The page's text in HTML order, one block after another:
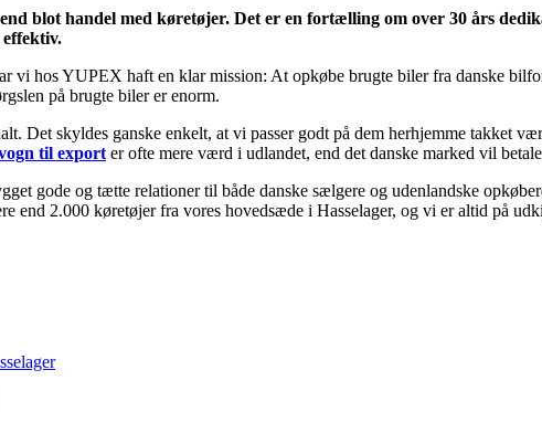
blot handel med køretøjer. Det er en fortælling om over 30 års
effektiv.
vi hos YUPEX haft en klar mission: At opkøbe brugte biler fra danske
på brugte biler er enorm.
Det skyldes ganske enkelt, at vi passer godt på dem herhjemme takket
til export er ofte mere værd i udlandet, end det danske marked vil
gode og tætte relationer til både danske sælgere og udenlandske
end 2.000 køretøjer fra vores hovedsæde i Hasselager, og vi er altid på